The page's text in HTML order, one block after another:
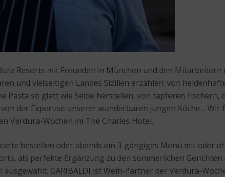
Resorts mit Freunden in München und den
und vielseitigen Landes Sizilien erzählen: von
Pasta so glatt wie Seide herstellen, von tapferen Fischern,
der Expertise unserer wunderbaren jungen Köche… Wir
Verdura-Wochen im The Charles Hotel.
bestellen oder abends ein 3-gängiges Menü mit oder
als perfekte Ergänzung zu den sommerlichen
GARIBALDI ist Wein-Partner der Verdura-